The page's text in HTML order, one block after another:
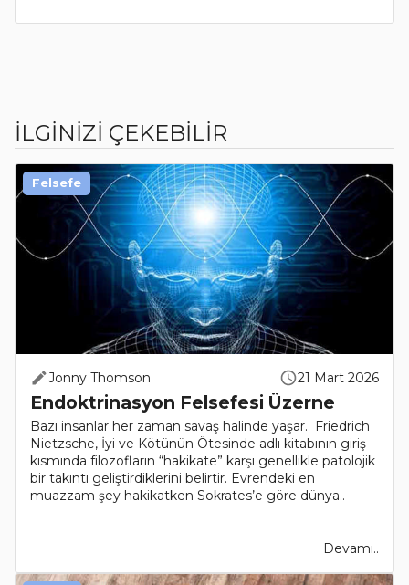
İLGİNİZİ ÇEKEBİLİR
Jonny Thomson 21 Mart 2026
Endoktrinasyon Felsefesi Üzerne
Bazı insanlar her zaman savaş halinde yaşar. Friedrich
Nietzsche, İyi ve Kötünün Ötesinde adlı kitabının giriş
kısmında filozofların “hakikate” karşı genellikle patolojik
bir takıntı geliştirdiklerini belirtir. Evrendeki en
muazzam şey hakikatken Sokrates’e göre dünya..
Devamı..
Felsefe